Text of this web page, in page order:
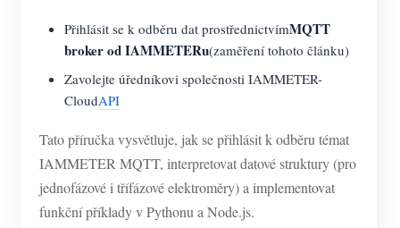
Přihlásit se k odběru dat prostřednictvímMQTT
broker od IAMMETERu(zaměření tohoto článku)
Zavolejte úředníkovi společnosti IAMMETER-
CloudAPI
Tato příručka vysvětluje, jak se přihlásit k odběru témat
IAMMETER MQTT, interpretovat datové struktury (pro
jednofázové i třífázové elektroměry) a implementovat
funkční příklady v Pythonu a Node.js.